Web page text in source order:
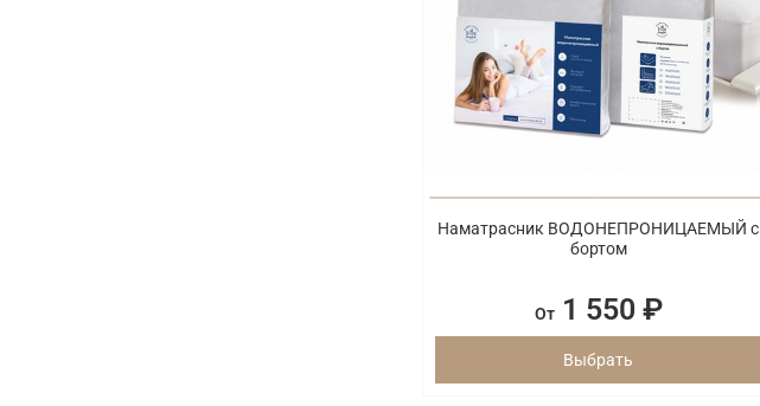
Наматрасник ВОДОНЕПРОНИЦАЕМЫЙ с
бортом
От1 550 ₽
Выбрать